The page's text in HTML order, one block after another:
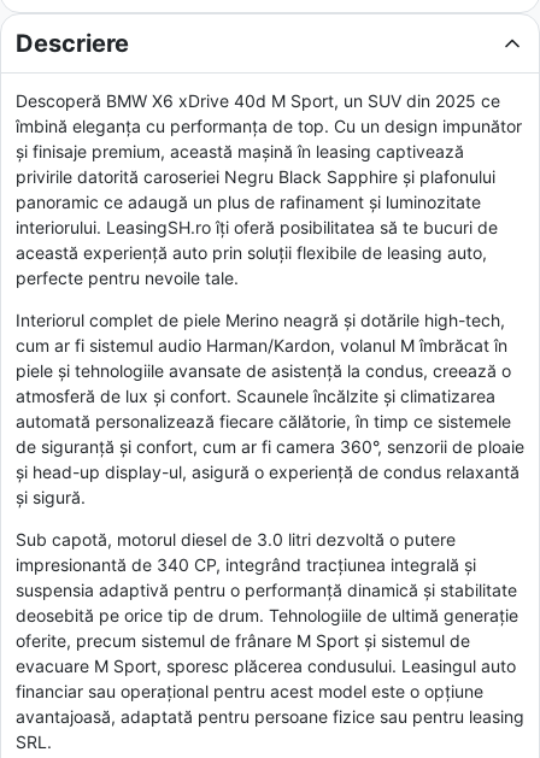
Descriere
Descoperă BMW X6 xDrive 40d M Sport, un SUV din 2025 ce
îmbină eleganța cu performanța de top. Cu un design impunător
și finisaje premium, această mașină în leasing captivează
privirile datorită caroseriei Negru Black Sapphire și plafonului
panoramic ce adaugă un plus de rafinament și luminozitate
interiorului. LeasingSH.ro îți oferă posibilitatea să te bucuri de
această experiență auto prin soluții flexibile de leasing auto,
perfecte pentru nevoile tale.
Interiorul complet de piele Merino neagră și dotările high-tech,
cum ar fi sistemul audio Harman/Kardon, volanul M îmbrăcat în
piele și tehnologiile avansate de asistență la condus, creează o
atmosferă de lux și confort. Scaunele încălzite și climatizarea
automată personalizează fiecare călătorie, în timp ce sistemele
de siguranță și confort, cum ar fi camera 360°, senzorii de ploaie
și head-up display-ul, asigură o experiență de condus relaxantă
și sigură.
Sub capotă, motorul diesel de 3.0 litri dezvoltă o putere
impresionantă de 340 CP, integrând tracțiunea integrală și
suspensia adaptivă pentru o performanță dinamică și stabilitate
deosebită pe orice tip de drum. Tehnologiile de ultimă generație
oferite, precum sistemul de frânare M Sport și sistemul de
evacuare M Sport, sporesc plăcerea condusului. Leasingul auto
financiar sau operațional pentru acest model este o opțiune
avantajoasă, adaptată pentru persoane fizice sau pentru leasing
SRL.